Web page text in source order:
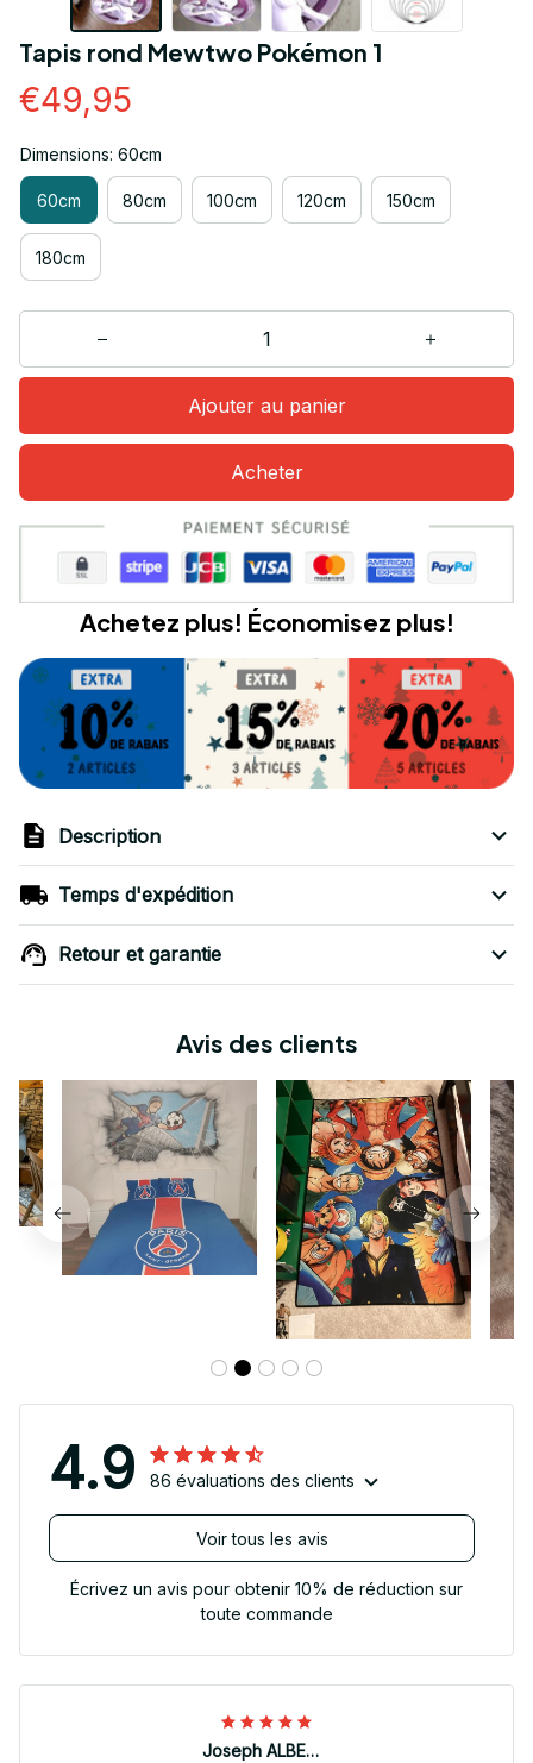
Tapis rond Mewtwo Pokémon 1
€49,95
Dimensions: 60cm
60cm 80cm 100cm 120cm 150cm
180cm
Ajouter au panier
Acheter
Achetez plus! Économisez plus!
Description
Temps d'expédition
Retour et garantie
Avis des clients
4.9 86 évaluations des clients
Voir tous les avis
Écrivez un avis pour obtenir 10% de réduction sur
toute commande
Joseph ALBERTINI